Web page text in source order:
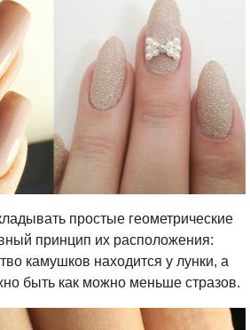
простые геометрические
принцип их расположения:
камушков находится у лунки, а
быть как можно меньше стразов.